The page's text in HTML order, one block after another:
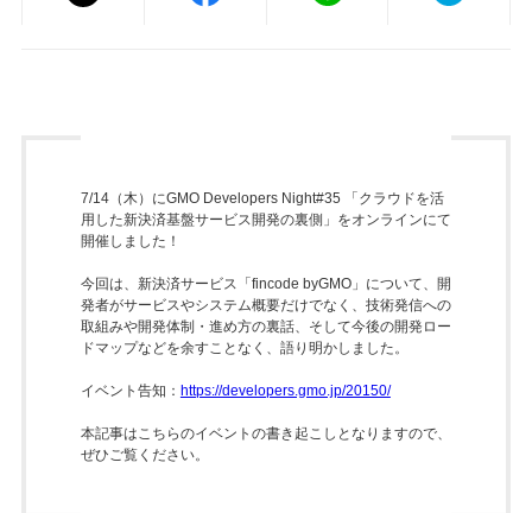
7/14（木）にGMO Developers Night#35 「クラウドを活
用した新決済基盤サービス開発の裏側」をオンラインにて
開催しました！
今回は、新決済サービス「fincode byGMO」について、開
発者がサービスやシステム概要だけでなく、技術発信への
取組みや開発体制・進め方の裏話、そして今後の開発ロー
ドマップなどを余すことなく、語り明かしました。
イベント告知： https://developers.gmo.jp/20150/
本記事はこちらのイベントの書き起こしとなりますので、
ぜひご覧ください。